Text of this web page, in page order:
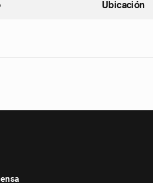
ascendente
Ubicación